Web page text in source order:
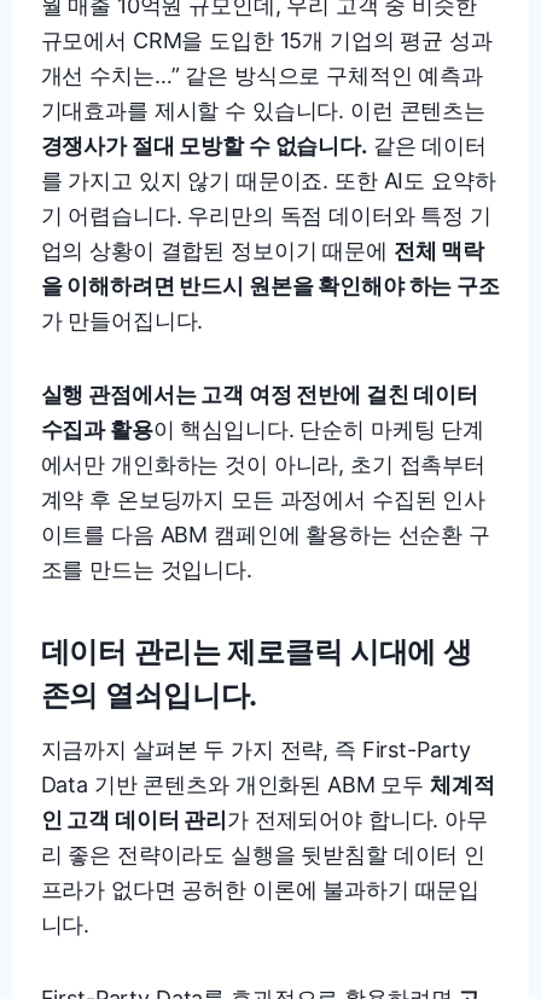
월 매출 10억원 규모인데, 우리 고객 중 비슷한
규모에서 CRM을 도입한 15개 기업의 평균 성과
개선 수치는…” 같은 방식으로 구체적인 예측과
기대효과를 제시할 수 있습니다. 이런 콘텐츠는
경쟁사가 절대 모방할 수 없습니다. 같은 데이터
를 가지고 있지 않기 때문이죠. 또한 AI도 요약하
기 어렵습니다. 우리만의 독점 데이터와 특정 기
업의 상황이 결합된 정보이기 때문에 전체 맥락
을 이해하려면 반드시 원본을 확인해야 하는 구조
가 만들어집니다.
실행 관점에서는 고객 여정 전반에 걸친 데이터
수집과 활용이 핵심입니다. 단순히 마케팅 단계
에서만 개인화하는 것이 아니라, 초기 접촉부터
계약 후 온보딩까지 모든 과정에서 수집된 인사
이트를 다음 ABM 캠페인에 활용하는 선순환 구
조를 만드는 것입니다.
데이터 관리는 제로클릭 시대에 생
존의 열쇠입니다.
지금까지 살펴본 두 가지 전략, 즉 First-Party
Data 기반 콘텐츠와 개인화된 ABM 모두 체계적
인 고객 데이터 관리 가 전제되어야 합니다. 아무
리 좋은 전략이라도 실행을 뒷받침할 데이터 인
프라가 없다면 공허한 이론에 불과하기 때문입
니다.